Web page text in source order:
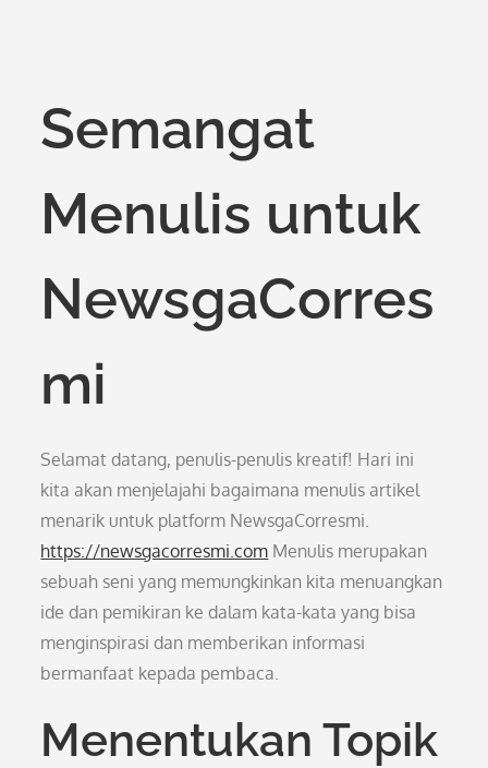
Semangat
Menulis untuk
NewsgaCorres
mi
Selamat datang, penulis-penulis kreatif! Hari ini
kita akan menjelajahi bagaimana menulis artikel
menarik untuk platform NewsgaCorresmi.
https://newsgacorresmi.com Menulis merupakan
sebuah seni yang memungkinkan kita menuangkan
ide dan pemikiran ke dalam kata-kata yang bisa
menginspirasi dan memberikan informasi
bermanfaat kepada pembaca.
Menentukan Topik